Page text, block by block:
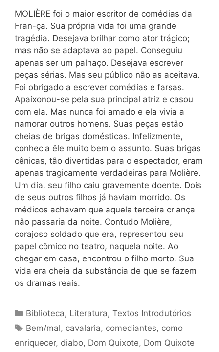
MOLIÈRE foi o maior escritor de comédias da
Fran-ça. Sua própria vida foi uma grande
tragédia. Desejava brilhar como ator trágico;
mas não se adaptava ao papel. Conseguiu
apenas ser um palhaço. Desejava escrever
peças sérias. Mas seu público não as aceitava.
Foi obrigado a escrever comédias e farsas.
Apaixonou-se pela sua principal atriz e casou
com ela. Mas nunca foi amado e ela vivia a
namorar outros homens. Suas peças estão
cheias de brigas domésticas. Infelizmente,
conhecia êle muito bem o assunto. Suas brigas
cênicas, tão divertidas para o espectador, eram
apenas tragicamente verdadeiras para Molière.
Um dia, seu filho caiu gravemente doente. Dois
de seus outros filhos já haviam morrido. Os
médicos achavam que aquela terceira criança
não passaria da noite. Contudo Molière,
corajoso soldado que era, representou seu
papel cômico no teatro, naquela noite. Ao
chegar em casa, encontrou o filho morto. Sua
vida era cheia da substância de que se fazem
os dramas reais.
Categorias
Biblioteca, Literatura,Textos Introdutórios
Tags
Bem/mal, cavalaria, comediantes, como
enriquecer, diabo, Dom Quixote, Dom Quixote